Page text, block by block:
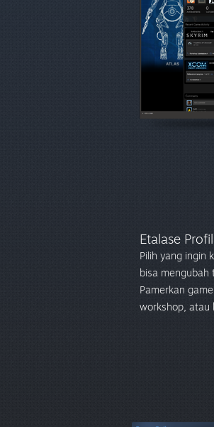
Etalase Profil
Pilih yang ingin
bisa mengubah
Pamerkan
workshop, atau